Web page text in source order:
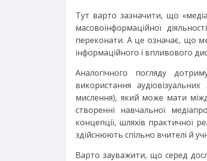
Тут варто зазначити, що
масовоінформаційної
переконати. А це означає, що
інформаційного і впливового
Аналогічного погляду
використання
мислення), який може мати
створенні навчальної
концепції, шляхів практичної
здійснюють спільно вчителі й
Варто зауважити, що серед